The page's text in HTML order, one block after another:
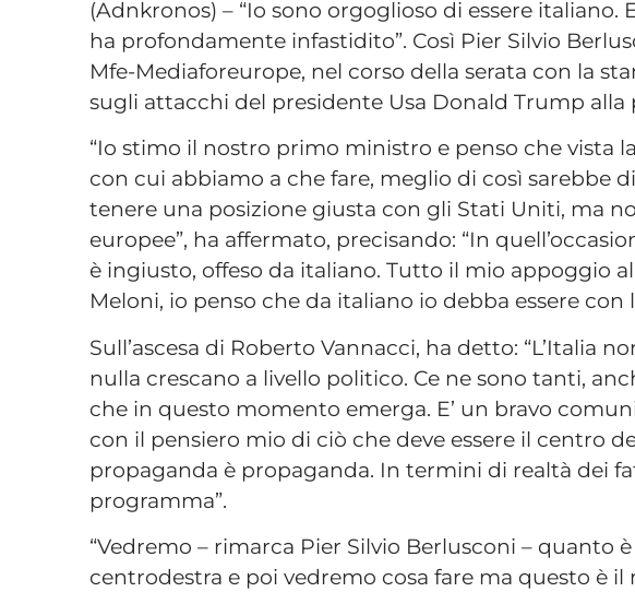
(Adnkronos) – “Io sono orgoglioso di essere italiano.
ha profondamente infastidito”. Così Pier Silvio
Mfe-Mediaforeurope, nel corso della serata con la
sugli attacchi del presidente Usa Donald Trump alla
“Io stimo il nostro primo ministro e penso che vista
con cui abbiamo a che fare, meglio di così sarebbe
tenere una posizione giusta con gli Stati Uniti, ma
europee”, ha affermato, precisando: “In
è ingiusto, offeso da italiano. Tutto il mio appoggio
Meloni, io penso che da italiano io debba essere con
Sull’ascesa di Roberto Vannacci, ha detto: “L’Italia
nulla crescano a livello politico. Ce ne sono tanti,
che in questo momento emerga. E’ un bravo
con il pensiero mio di ciò che deve essere il centro
propaganda è propaganda. In termini di realtà dei
programma”.
“Vedremo – rimarca Pier Silvio Berlusconi – quanto
centrodestra e poi vedremo cosa fare ma questo è